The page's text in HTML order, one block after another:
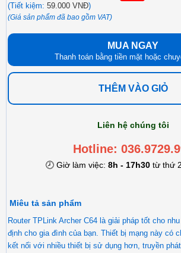
(Tiết kiệm: 59.000 VNĐ)
(Giá sản phẩm đã bao gồm VAT)
MUA NGAY
Thanh toán bằng tiền mặt hoặc
THÊM VÀO GIỎ
Liên hệ chúng tôi
Hotline:
🕗 Giờ làm việc: 8h - 17h30từ thứ
Miêu tả sản phẩm
Router TPLink Archer C64 là giải pháp tốt cho
định cho gia đình của bạn. Thiết bị mạng này có
kết nối với nhiều thiết bị sử dụng hơn, truyền